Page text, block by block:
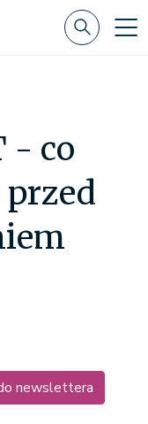
- co
newslettera